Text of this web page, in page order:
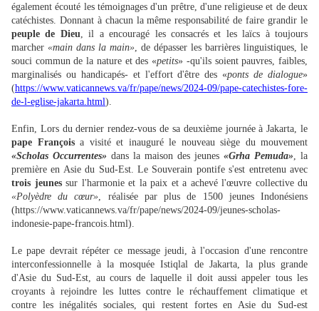
également écouté les témoignages d'un prêtre, d'une religieuse et de deux
catéchistes. Donnant à chacun la même responsabilité de faire grandir le
peuple de Dieu, il a encouragé les consacrés et les laïcs à toujours
marcher «main dans la main», de dépasser les barrières linguistiques, le
souci commun de la nature et des «petits» -qu'ils soient pauvres, faibles,
marginalisés ou handicapés- et l'effort d'être des «ponts de dialogue»
(https://www.vaticannews.va/fr/pape/news/2024-09/pape-catechistes-fore-
de-l-eglise-jakarta.html).
Enfin, Lors du dernier rendez-vous de sa deuxième journée à Jakarta, le
pape Françoisa visité et inauguré le nouveau siège du mouvement
«Scholas Occurrentes» dans la maison des jeunes «Grha Pemuda», la
première en Asie du Sud-Est. Le Souverain pontife s'est entretenu avec
trois jeunessur l'harmonie et la paix et a achevé l'œuvre collective du
«Polyèdre du cœur», réalisée par plus de 1500 jeunes Indonésiens
(https://www.vaticannews.va/fr/pape/news/2024-09/jeunes-scholas-
indonesie-pape-francois.html).
Le pape devrait répéter ce message jeudi, à l'occasion d'une rencontre
interconfessionnelle à la mosquée Istiqlal de Jakarta, la plus grande
d'Asie du Sud-Est, au cours de laquelle il doit aussi appeler tous les
croyants à rejoindre les luttes contre le réchauffement climatique et
contre les inégalités sociales, qui restent fortes en Asie du Sud-est